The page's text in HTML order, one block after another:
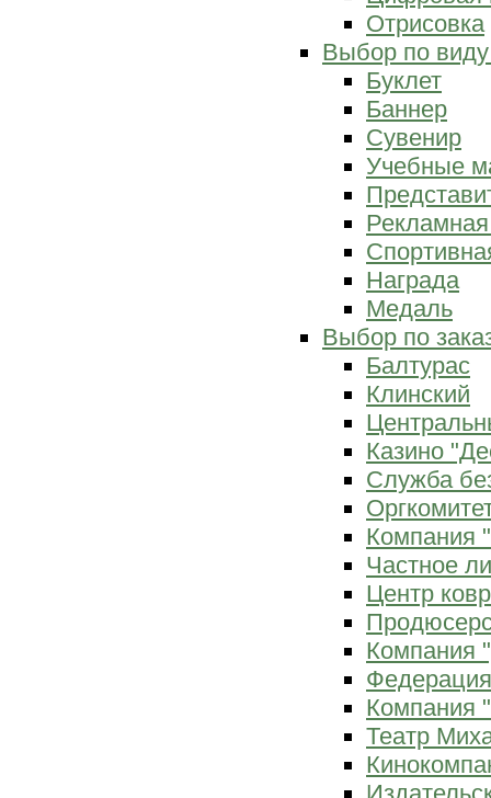
Отрисовка
Выбор по
Буклет
Баннер
Сувенир
Учебные
Награда
Медаль
Выбор по
Балтурас
Клинский
Казино
Служба
Компания
Частное
Центр
Компания
Компания
Театр